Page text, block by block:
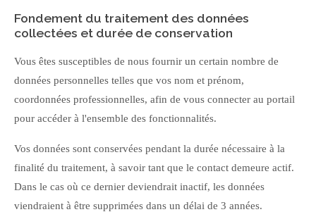
Fondement du traitement des données
collectées et durée de conservation
Vous êtes susceptibles de nous fournir un certain nombre de
données personnelles telles que vos nom et prénom,
coordonnées professionnelles, afin de vous connecter au portail
pour accéder à l'ensemble des fonctionnalités.
Vos données sont conservées pendant la durée nécessaire à la
finalité du traitement, à savoir tant que le contact demeure actif.
Dans le cas où ce dernier deviendrait inactif, les données
viendraient à être supprimées dans un délai de 3 années.